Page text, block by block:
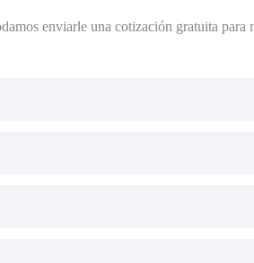
enviarle una cotización gratuita para